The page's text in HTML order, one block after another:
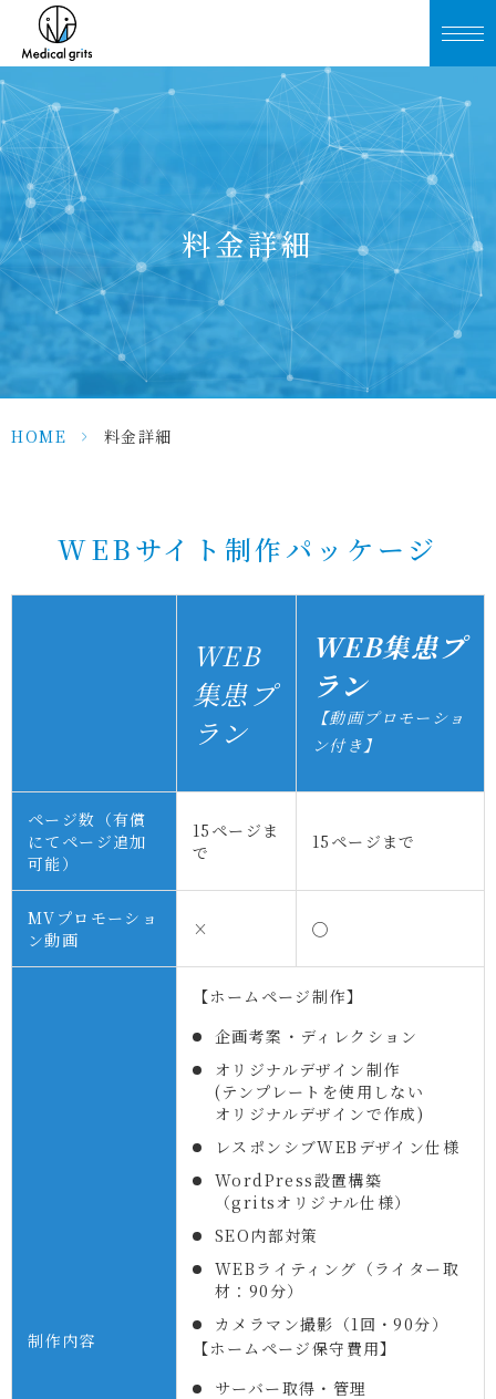
料金詳細
HOME > 料金詳細
WEBサイト制作パッケージ
WEB
集患プ
ラン
WEB集患プ
ラン
【動画プロモーショ
ン付き】
ページ数（有償
にてページ追加
可能）
15 ページま
で
15 ページまで
MVプロモーショ
ン動画
× ◯
制作内容
【ホームページ制作】
企画考案・ディレクション
オリジナルデザイン制作
(テンプレートを使用しない
オリジナルデザインで作成)
レスポンシブWEBデザイン仕様
WordPress設置構築
（gritsオリジナル仕様）
SEO内部対策
WEBライティング（ライター取
材：90分）
カメラマン撮影（1回・90分）
【ホームページ保守費用】
サーバー取得・管理